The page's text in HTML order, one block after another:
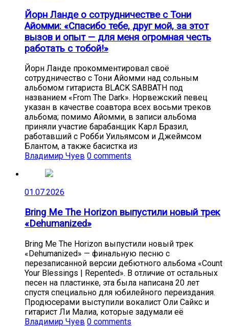
Йорн Ланде о сотрудничестве с Тони
Айомми: «Спасибо тебе, друг мой, за этот
вызов и опыт — для меня огромная честь
работать с тобой!»
Йорн Ланде прокомментировал своё
сотрудничество с Тони Айомми над сольным
альбомом гитариста BLACK SABBATH под
названием «From The Dark». Норвежский певец
указан в качестве соавтора всех восьми треков
альбома; помимо Айомми, в записи альбома
приняли участие барабанщик Карл Бразил,
работавший с Робби Уильямсом и Джеймсом
Блантом, а также басистка из
Владимир Чуев 0 comments
01.07.2026
Bring Me The Horizon выпустили новый трек
«Dehumanized»
Bring Me The Horizon выпустили новый трек
«Dehumanized» — финальную песню с
перезаписанной версии дебютного альбома «Count
Your Blessings | Repented». В отличие от остальных
песен на пластинке, эта была написана 20 лет
спустя специально для юбилейного переиздания.
Продюсерами выступили вокалист Оли Сайкс и
гитарист Ли Малиа, которые задумали её
Владимир Чуев 0 comments